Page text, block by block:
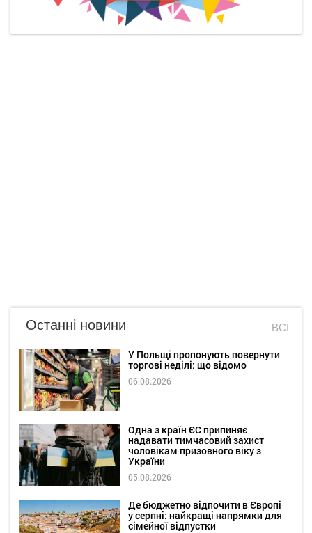
Останні новини ВСІ
У Польщі пропонують повернути
торгові неділі: що відомо
06.08.2026
Одна з країн ЄС припиняє
надавати тимчасовий захист
чоловікам призовного віку з
України
05.08.2026
Де бюджетно відпочити в Європі
у серпні: найкращі напрямки для
сімейної відпустки